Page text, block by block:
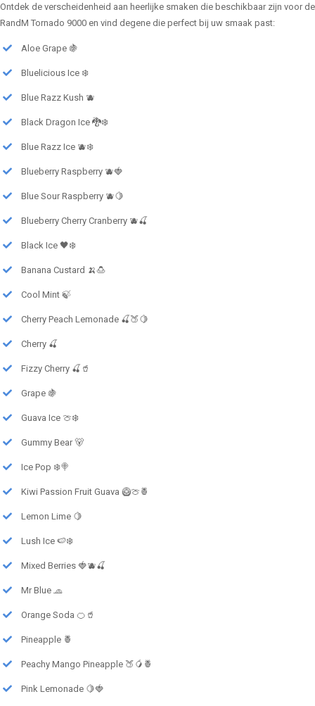
Ontdek de verscheidenheid aan heerlijke smaken die beschikbaar zijn voor de
RandM Tornado 9000 en vind degene die perfect bij uw smaak past:
Aloe Grape 🍇
Bluelicious Ice ❄️
Blue Razz Kush 🫐
Black Dragon Ice 🐉❄️
Blue Razz Ice 🫐❄️
Blueberry Raspberry 🫐🍓
Blue Sour Raspberry 🫐🍋
Blueberry Cherry Cranberry 🫐🍒
Black Ice 🖤❄️
Banana Custard 🍌🍮
Cool Mint 🍃
Cherry Peach Lemonade 🍒🍑🍋
Cherry 🍒
Fizzy Cherry 🍒🥤
Grape 🍇
Guava Ice 🍈❄️
Gummy Bear 🐻
Ice Pop ❄️🍭
Kiwi Passion Fruit Guava 🥝🍈🍍
Lemon Lime 🍋
Lush Ice 🍉❄️
Mixed Berries 🍓🫐🍒
Mr Blue 🧢
Orange Soda 🍊🥤
Pineapple 🍍
Peachy Mango Pineapple 🍑🥭🍍
Pink Lemonade 🍋🍓